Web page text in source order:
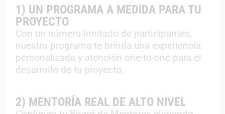
1) UN PROGRAMA A MEDIDA PARA TU
PROYECTO
Con un número limitado de participantes,
nuestro programa te brinda una experiencia
personalizada y atención one-to-one para el
desarrollo de tu proyecto.
2) MENTORÍA REAL DE ALTO NIVEL